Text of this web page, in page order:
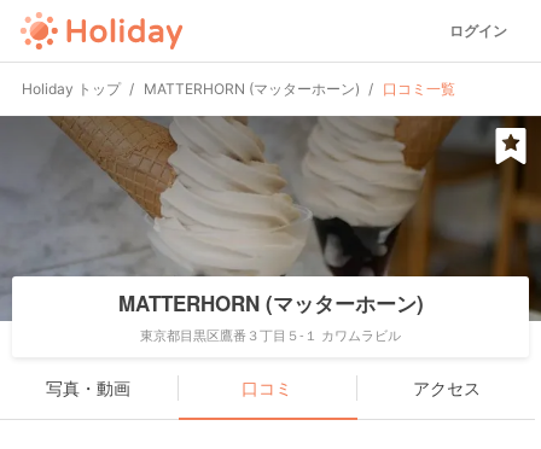
ログイン
Holiday トップ MATTERHORN (マッターホーン) 口コミ一覧
MATTERHORN (マッターホーン)
東京都目黒区鷹番３丁目５-１ カワムラビル
写真・動画 口コミ アクセス